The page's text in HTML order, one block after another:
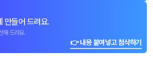
만들어 드려요.
해 드려요.
👉 내용 붙여넣고 첨삭하기